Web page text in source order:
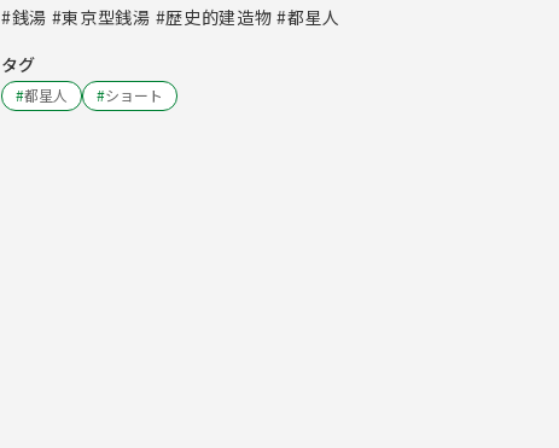
#銭湯 #東京型銭湯 #歴史的建造物 #都星人
タグ
#都星人 #ショート